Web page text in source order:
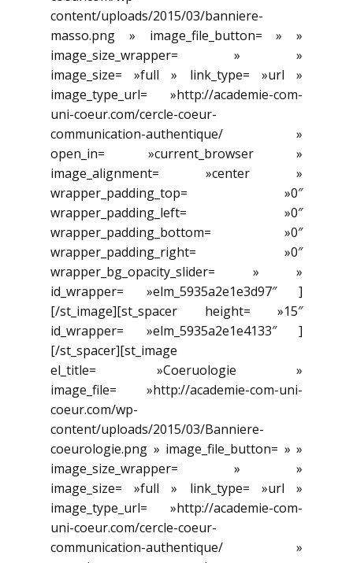
content/uploads/2015/03/banniere-
masso.png » image_file_button= » »
image_size_wrapper= » »
image_size= »full » link_type= »url »
image_type_url= »http://academie-com-
uni-coeur.com/cercle-coeur-
communication-authentique/ »
open_in= »current_browser »
image_alignment= »center »
wrapper_padding_top= »0″
wrapper_padding_left= »0″
wrapper_padding_bottom= »0″
wrapper_padding_right= »0″
wrapper_bg_opacity_slider= » »
id_wrapper= »elm_5935a2e1e3d97″ ]
[/st_image][st_spacer height= »15″
id_wrapper= »elm_5935a2e1e4133″ ]
[/st_spacer][st_image
el_title= »Coeruologie »
image_file= »http://academie-com-uni-
coeur.com/wp-
content/uploads/2015/03/Banniere-
coeurologie.png » image_file_button= » »
image_size_wrapper= » »
image_size= »full » link_type= »url »
image_type_url= »http://academie-com-
uni-coeur.com/cercle-coeur-
communication-authentique/ »